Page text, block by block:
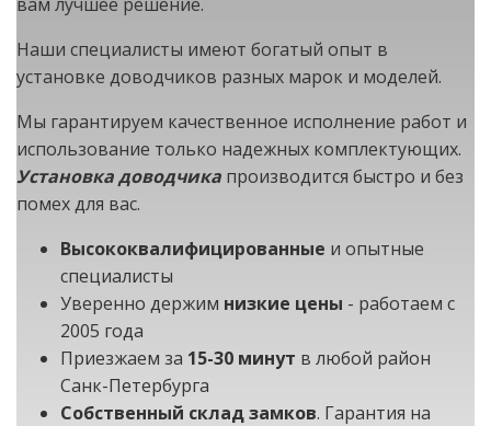
Наши специалисты имеют богатый опыт в
установке доводчиков разных марок и моделей.
Мы гарантируем качественное исполнение работ и
использование только надежных комплектующих.
Установка доводчика производится быстро и без
помех для вас.
Высококвалифицированные и опытные
специалисты
Уверенно держим низкие цены - работаем с
2005 года
Приезжаем за 15-30 минут в любой район
Санк-Петербурга
Собственный склад замков. Гарантия на